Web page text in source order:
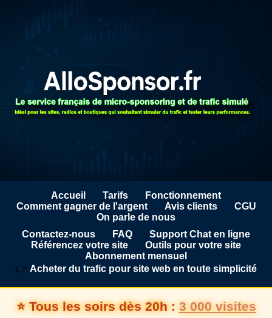
Accueil Tarifs
Fonctionnement
Comment gagner de l'argent
Avis clients
CGU
On parle de nous
Contactez-nous
FAQ
Support Chat en ligne
Référencez votre site
Outils pour votre site
Abonnement mensuel
👉 Acheter du trafic pour site web en toute simplicité
⭐ Tous les soirs dès 20h :3 000 visites